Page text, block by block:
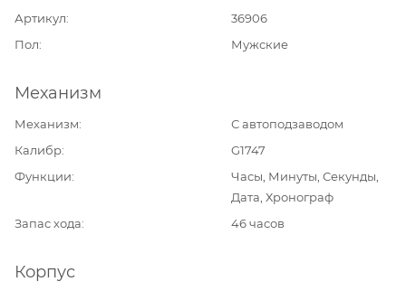
Артикул
36906
Пол
Мужские
Механизм
Механизм
С автоподзаводом
Калибр
G1747
Функции
Часы, Минуты, Секунды,
Дата, Хронограф
Запас хода
46 часов
Корпус